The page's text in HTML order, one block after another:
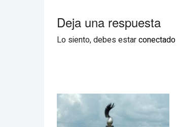
Deja una respuesta
Lo siento, debes estarconectado